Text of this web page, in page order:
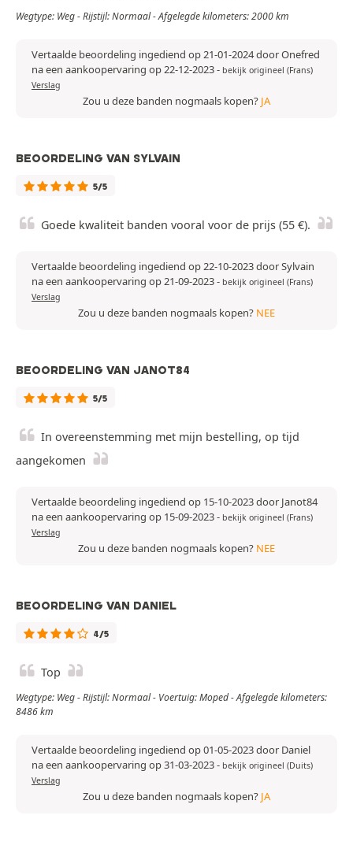
Wegtype: Weg - Rijstijl: Normaal - Afgelegde kilometers: 2000 km
Vertaalde beoordeling ingediend op 21-01-2024 door Onefred
na een aankoopervaring op 22-12-2023- bekijk origineel (Frans)
Verslag
Zou u deze banden nogmaals kopen? JA
BEOORDELING VAN SYLVAIN
5/5
Goede kwaliteit banden vooral voor de prijs (55 €).
Vertaalde beoordeling ingediend op 22-10-2023 door Sylvain
na een aankoopervaring op 21-09-2023- bekijk origineel (Frans)
Verslag
Zou u deze banden nogmaals kopen? NEE
BEOORDELING VAN JANOT84
5/5
In overeenstemming met mijn bestelling, op tijd
aangekomen
Vertaalde beoordeling ingediend op 15-10-2023 door Janot84
na een aankoopervaring op 15-09-2023- bekijk origineel (Frans)
Verslag
Zou u deze banden nogmaals kopen? NEE
BEOORDELING VAN DANIEL
4/5
Top
Wegtype: Weg - Rijstijl: Normaal - Voertuig: Moped - Afgelegde kilometers:
8486 km
Vertaalde beoordeling ingediend op 01-05-2023 door Daniel
na een aankoopervaring op 31-03-2023- bekijk origineel (Duits)
Verslag
Zou u deze banden nogmaals kopen? JA